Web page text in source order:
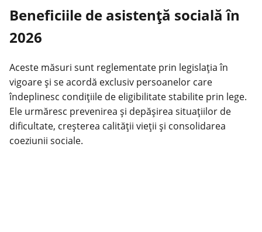
Beneficiile de asistență socială în
2026
Aceste măsuri sunt reglementate prin legislația în
vigoare și seacordă exclusiv persoanelor care
îndeplinesc condițiile de eligibilitate stabilite prin lege.
Ele urmăresc prevenirea și depășirea situațiilor de
dificultate, creșterea calității vieții și consolidarea
coeziunii sociale.